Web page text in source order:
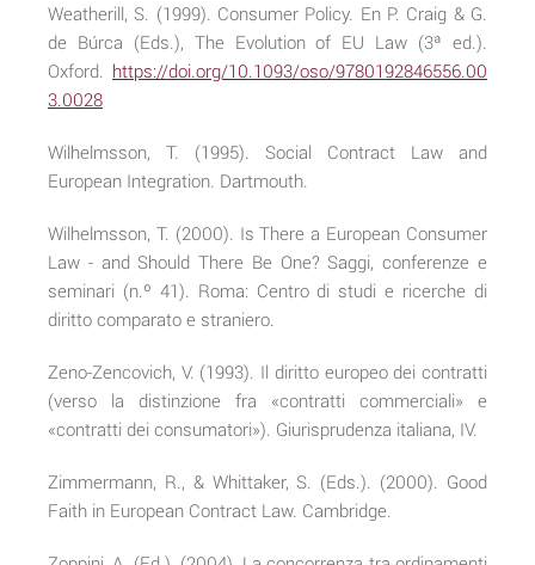
Weatherill, S. (1999). Consumer Policy. En P. Craig & G.
de Búrca (Eds.), The Evolution of EU Law (3ª ed.).
Oxford. https://doi.org/10.1093/oso/9780192846556.00
3.0028
Wilhelmsson, T. (1995). Social Contract Law and
European Integration. Dartmouth.
Wilhelmsson, T. (2000). Is There a European Consumer
Law - and Should There Be One? Saggi, conferenze e
seminari (n.º 41). Roma: Centro di studi e ricerche di
diritto comparato e straniero.
Zeno-Zencovich, V. (1993). Il diritto europeo dei contratti
(verso la distinzione fra «contratti commerciali» e
«contratti dei consumatori»). Giurisprudenza italiana, IV.
Zimmermann, R., & Whittaker, S. (Eds.). (2000). Good
Faith in European Contract Law. Cambridge.